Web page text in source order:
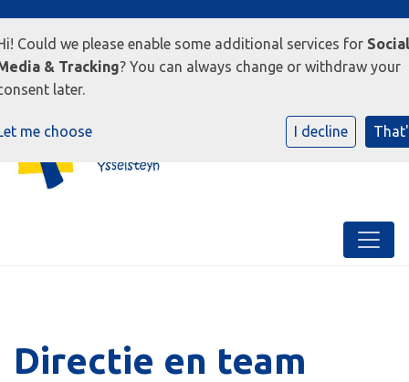
5813 CD Ysselsteyn 0478-545000 E-mailadres
Directie en team
Could we please enable some additional services for Social
& Tracking? You can always change or withdraw your
later.
me choose I decline